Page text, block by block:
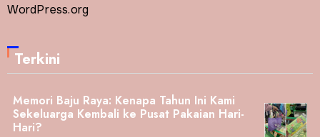
WordPress.org
Terkini
Memori Baju Raya: Kenapa Tahun Ini Kami
Sekeluarga Kembali ke Pusat Pakaian Hari-
Hari?